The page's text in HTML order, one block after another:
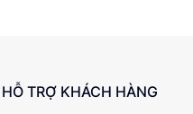
HỖ TRỢ KHÁCH HÀNG